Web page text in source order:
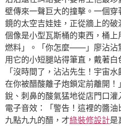
壁傳來一聲巨大的撞擊。一個
鏡的太空吉娃娃，正從牆上的
個像是小型瓦斯桶的東西，桶
燃料」。「你怎麼——」廖沾沾
用它的小短腿站得筆直，戴著白
「沒時間了，沾沾先生！宇宙
在你被醋酸離子炮鎖定前離開
銳、刺鼻的酸氣猛地從店門口
電子音效：「警告！這裡的醬
九點九九的醋，才綠裝修設計是